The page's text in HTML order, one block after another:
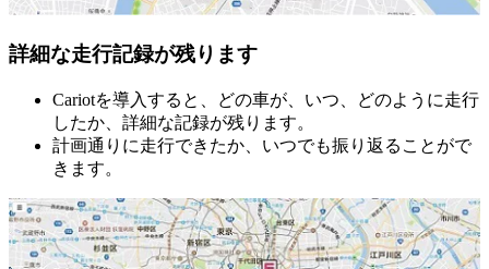
詳細な走行記録が残ります
Cariotを導入すると、どの車が、いつ、どのように走行
したか、詳細な記録が残ります。
計画通りに走行できたか、いつでも振り返ることがで
きます。